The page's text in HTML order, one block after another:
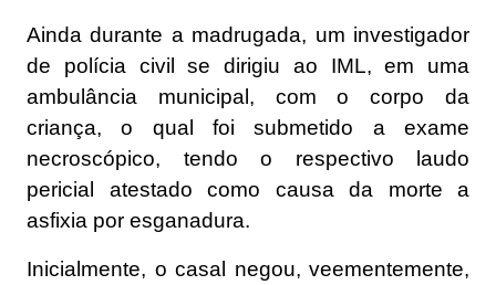
Ainda durante a madrugada, um investigador
de polícia civil se dirigiu ao IML, em uma
ambulância municipal, com o corpo da
criança, o qual foi submetido a exame
necroscópico, tendo o respectivo laudo
pericial atestado como causa da morte a
asfixia por esganadura.
Inicialmente, o casal negou, veementemente,